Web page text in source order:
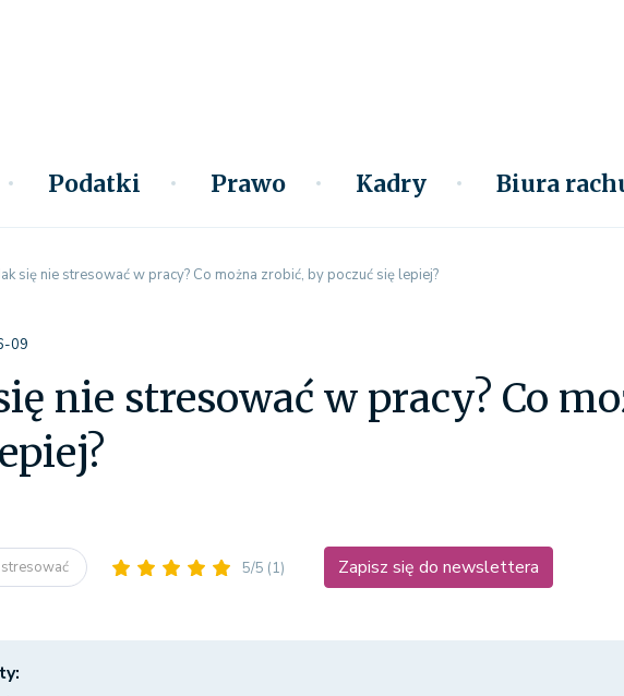
Podatki Prawo Kadry Biura
się nie stresować w pracy? Co można zrobić, by poczuć się lepiej?
09
nie stresować w pracy? Co
stresować 5/5 (1) Zapisz się do newslettera